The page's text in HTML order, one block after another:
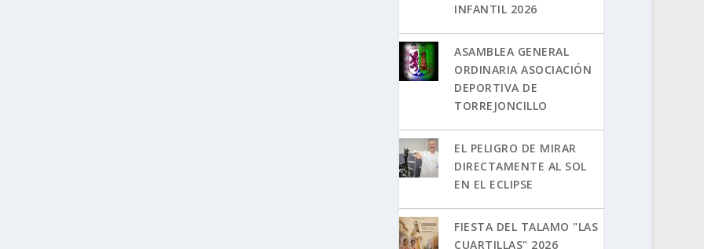
INFANTIL 2026
ASAMBLEA GENERAL
ORDINARIA ASOCIACIÓN
DEPORTIVA DE
TORREJONCILLO
EL PELIGRO DE MIRAR
DIRECTAMENTE AL SOL
EN EL ECLIPSE
FIESTA DEL TALAMO "LAS
CUARTILLAS" 2026